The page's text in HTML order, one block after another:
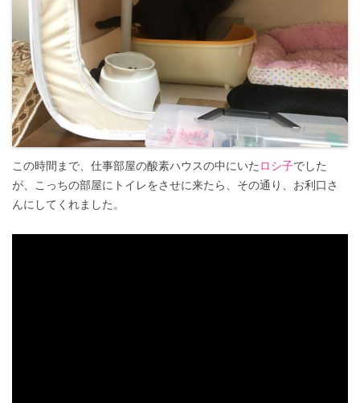
この時間まで、仕事部屋の酸素ハウスの中にいた ロシ子でした
が、こっちの部屋にトイレをさせに来たら、その通り、お利口さ
んにしてくれました。